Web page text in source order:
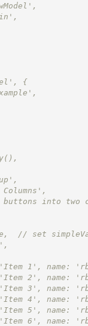
{
into two
// set
1', name:
2', name:
3', name:
4', name:
5', name:
6', name: